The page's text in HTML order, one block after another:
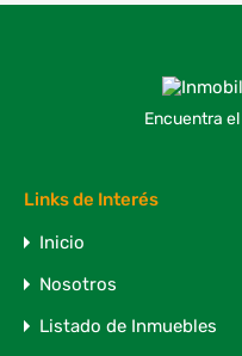
Encuentra
Links de Interés
Inicio
Nosotros
Listado de Inmuebles